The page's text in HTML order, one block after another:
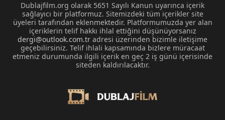
Dublajfilm.org olarak 5651 Sayılı Kanun uyarınca içerik
sağlayıcı bir platformuz. Sitemizdeki tüm içerikler site
üyeleri tarafından eklenmektedir. Platformumuzda yer alan
içeriklerin telif hakkı ihlal ettiğini düşünüyorsanız
dergi@outlook.com.tr adresi üzerinden bizimle iletişime
geçebilirsiniz. Telif ihlali kapsamında bizlere müracaat
etmeniz durumunda ilgili içerik en geç 2 iş günü içerisinde
siteden kaldırılacaktır.